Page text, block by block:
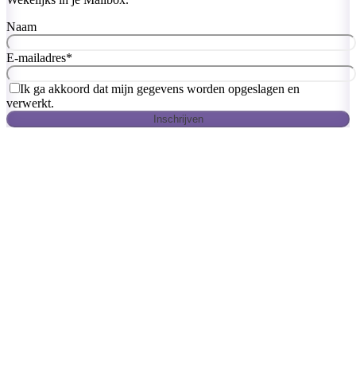
Naam
E-mailadres*
Ik ga akkoord dat mijn gegevens worden opgeslagen en
verwerkt.
Inschrijven